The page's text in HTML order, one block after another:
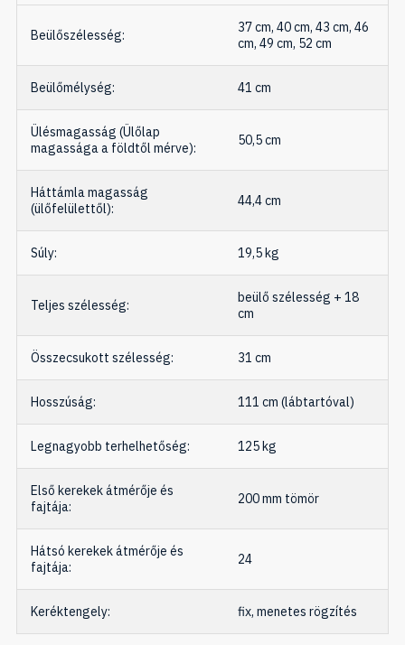
Beülőszélesség:
37 cm, 40 cm, 43 cm, 46
cm, 49 cm, 52 cm
Beülőmélység: 41 cm
Ülésmagasság (Ülőlap
magassága a földtől mérve):
50,5 cm
Háttámla magasság
(ülőfelülettől):
44,4 cm
Súly: 19,5 kg
Teljes szélesség:
beülő szélesség + 18
cm
Összecsukott szélesség: 31 cm
Hosszúság: 111 cm (lábtartóval)
Legnagyobb terhelhetőség: 125 kg
Első kerekek átmérője és
fajtája:
200 mm tömör
Hátsó kerekek átmérője és
fajtája:
24
Keréktengely: fix, menetes rögzítés